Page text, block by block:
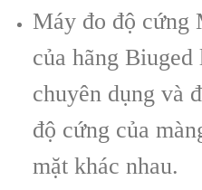
Máy đo độ cứng
của hãng
chuyên dụng và
độ cứng của
mặt khác nhau.